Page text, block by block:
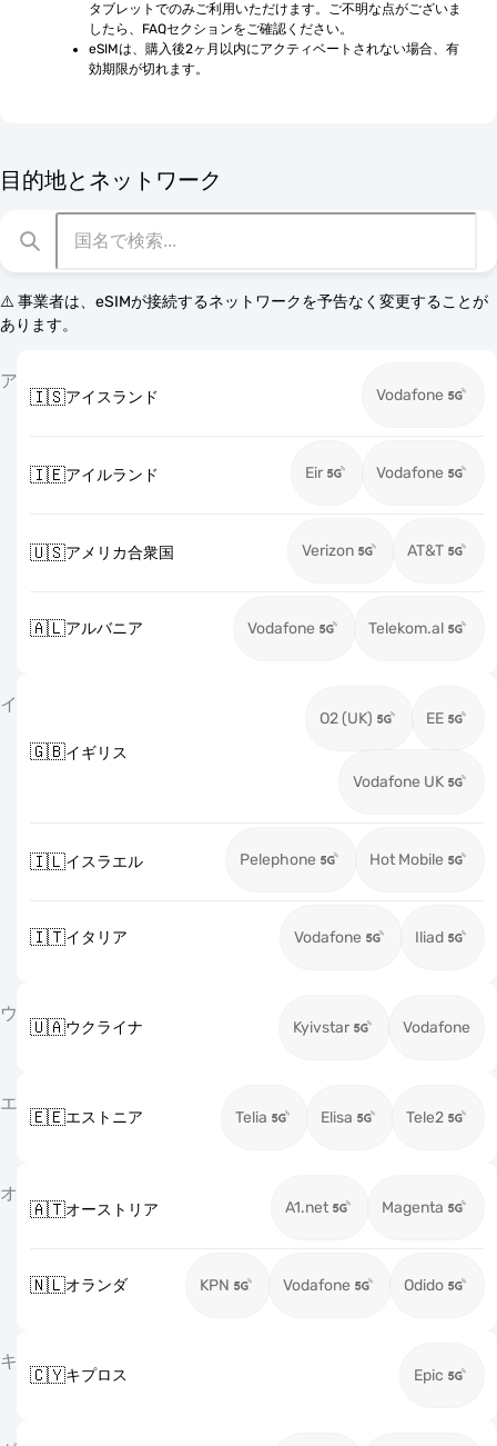
タブレットでのみご利用いただけます。ご不明な点がございま
したら、FAQセクションをご確認ください。
eSIMは、購入後2ヶ月以内にアクティベートされない場合、有
効期限が切れます。
目的地とネットワーク
⚠️ 事業者は、eSIMが接続するネットワークを予告なく変更することが
あります。
ア
🇮🇸アイスランド Vodafone
🇮🇪アイルランド Eir Vodafone
🇺🇸アメリカ合衆国 Verizon AT&T
🇦🇱アルバニア Vodafone Telekom.al
イ
🇬🇧イギリス
O2 (UK) EE
Vodafone UK
🇮🇱イスラエル Pelephone Hot Mobile
🇮🇹イタリア Vodafone Iliad
ウ
🇺🇦ウクライナ Kyivstar Vodafone
エ
🇪🇪エストニア Telia Elisa Tele2
オ
🇦🇹オーストリア A1.net Magenta
🇳🇱オランダ KPN Vodafone Odido
キ
🇨🇾キプロス Epic